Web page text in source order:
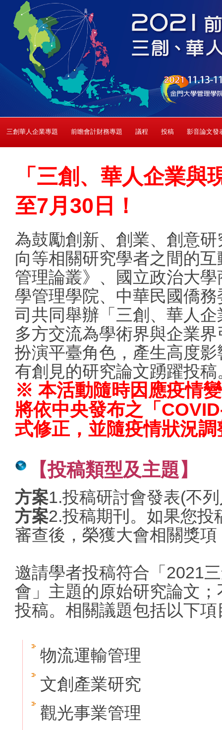
三創華人企業專題 前瞻會計財務專題 議程 投稿 影音論文發
「三創、華人企業
至7月30日！
為鼓勵創新、創業、創意
向等相關研究學者之間的
管理論叢》、國立政治大
學管理學院、中華民國僑
司共同舉辦「三創、華人
多方交流為學術界與企業
扮演平臺角色，產生高度
有創見的研究論文踴躍投稿
※ 本活動隨時因應疫情
將依中央發布之「
式修正，並隨疫情狀況調
【投稿類型及主題】
方案1.投稿研討會發表(不
方案2.投稿期刊。如果您投
審查後，榮獲大會相關獎
邀請學者投稿符合「2021
會」主題的原始研究論文
投稿。相關議題包括以下
物流運輸管理
文創產業研究
觀光事業管理